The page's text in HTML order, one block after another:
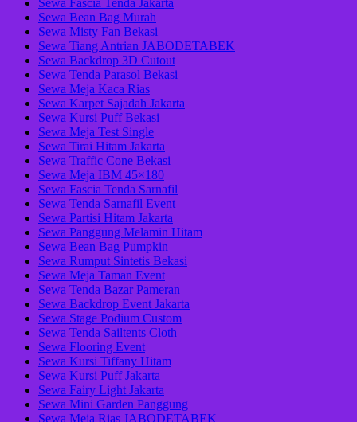
Sewa Fascia Tenda Jakarta
Sewa Bean Bag Murah
Sewa Misty Fan Bekasi
Sewa Tiang Antrian JABODETABEK
Sewa Backdrop 3D Cutout
Sewa Tenda Parasol Bekasi
Sewa Meja Kaca Rias
Sewa Karpet Sajadah Jakarta
Sewa Kursi Puff Bekasi
Sewa Meja Test Single
Sewa Tirai Hitam Jakarta
Sewa Traffic Cone Bekasi
Sewa Meja IBM 45×180
Sewa Fascia Tenda Sarnafil
Sewa Tenda Sarnafil Event
Sewa Partisi Hitam Jakarta
Sewa Panggung Melamin Hitam
Sewa Bean Bag Pumpkin
Sewa Rumput Sintetis Bekasi
Sewa Meja Taman Event
Sewa Tenda Bazar Pameran
Sewa Backdrop Event Jakarta
Sewa Stage Podium Custom
Sewa Tenda Sailtents Cloth
Sewa Flooring Event
Sewa Kursi Tiffany Hitam
Sewa Kursi Puff Jakarta
Sewa Fairy Light Jakarta
Sewa Mini Garden Panggung
Sewa Meja Rias JABODETABEK